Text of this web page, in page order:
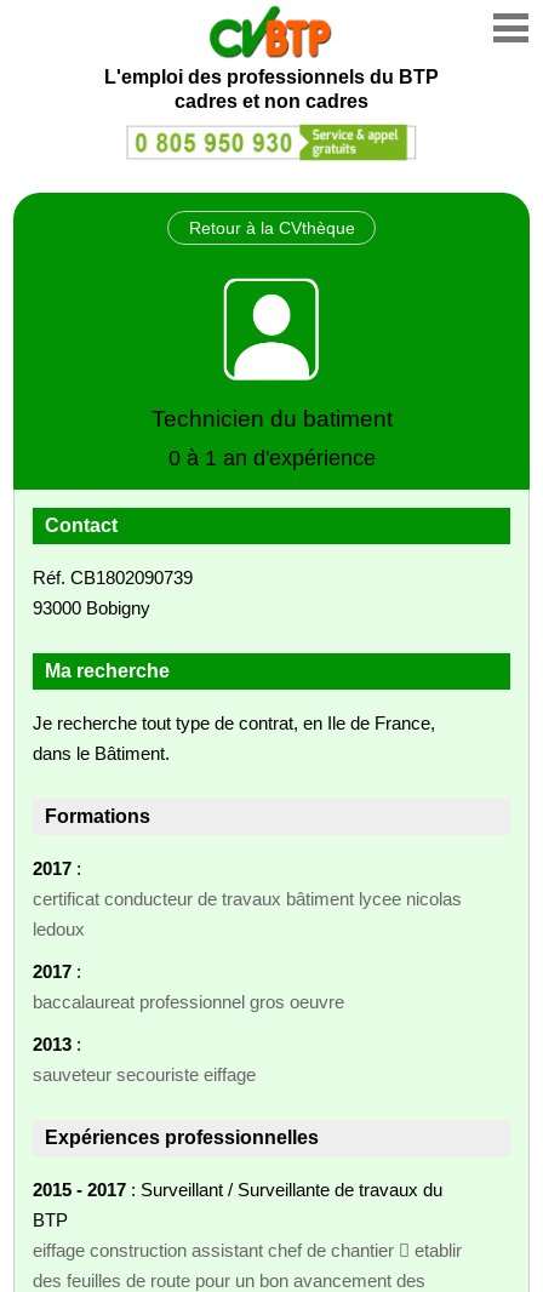
L'emploi des professionnels du BTP
cadres et non cadres
Retour à la CVthèque
Technicien du batiment
0 à 1 an d'expérience
Contact
Réf. CB1802090739
93000 Bobigny
Ma recherche
Je recherche tout type de contrat, en Ile de France,
dans le Bâtiment.
Formations
2017 :
certificat conducteur de travaux bâtiment lycee nicolas
ledoux
2017 :
baccalaureat professionnel gros oeuvre
2013 :
sauveteur secouriste eiffage
Expériences professionnelles
2015 - 2017 : Surveillant / Surveillante de travaux du
BTP
eiffage construction assistant chef de chantier  etablir
des feuilles de route pour un bon avancement des